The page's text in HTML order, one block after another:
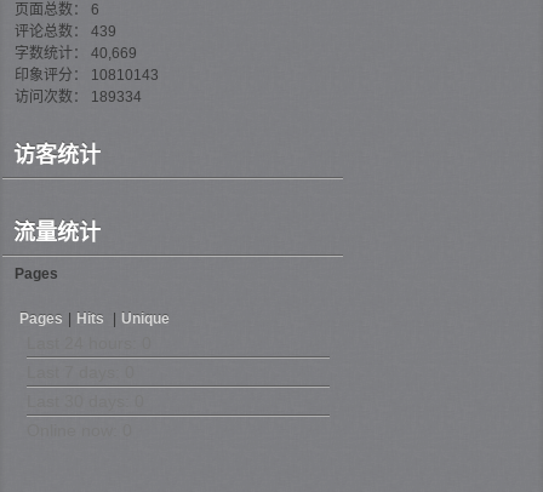
页面总数： 6
评论总数： 439
字数统计： 40,669
印象评分： 10810143
访问次数： 189334
访客统计
流量统计
Pages
Pages Hits Unique